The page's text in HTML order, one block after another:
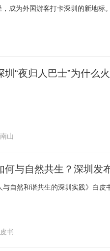
成为外国游客打卡深圳的新地标
“夜归人巴士”为什么
山
何与自然共生？深圳发
自然和谐共生的深圳实践》白皮
书